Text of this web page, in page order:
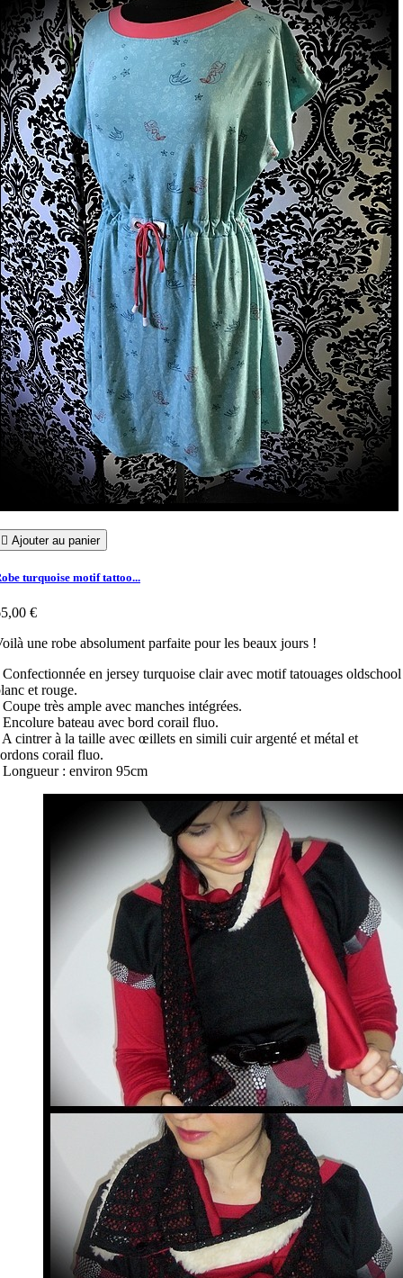
 Ajouter au panier
turquoise motif tattoo...
€
une robe absolument parfaite pour les beaux jours !
Confectionnée en jersey turquoise clair avec motif tatouages oldschool
et rouge.
Coupe très ample avec manches intégrées.
Encolure bateau avec bord corail fluo.
A cintrer à la taille avec œillets en simili cuir argenté et métal et
corail fluo.
Longueur : environ 95cm